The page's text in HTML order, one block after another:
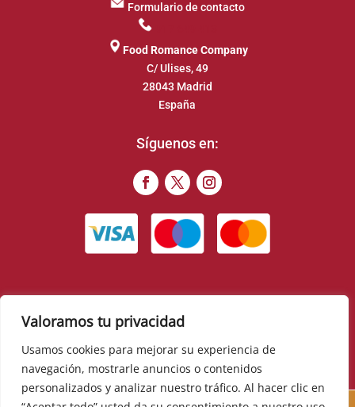
Valoramos tu privacidad
Usamos cookies para mejorar su experiencia de
navegación, mostrarle anuncios o contenidos
personalizados y analizar nuestro tráfico. Al hacer clic en
Formulario de contacto
Food Romance Company
C/ Ulises, 49
28043 Madrid
España
Síguenos en:
© 2022 – Food Romance Company – Todos los derechos
reservados